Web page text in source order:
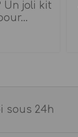
Un joli kit
sous 24h